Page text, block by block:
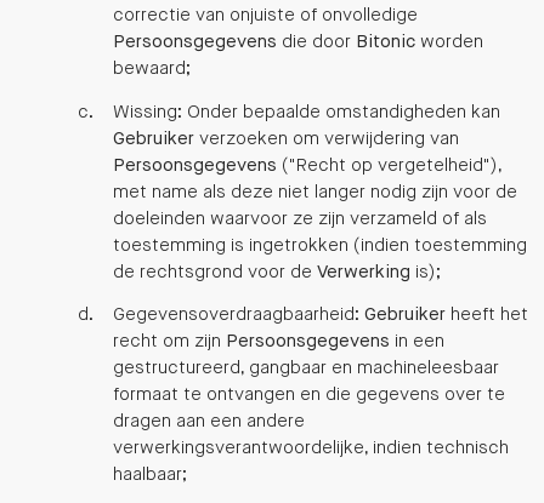
correctie van onjuiste of onvolledige
Persoonsgegevens die door Bitonic worden
bewaard;
Wissing: Onder bepaalde omstandigheden kan
Gebruiker verzoeken om verwijdering van
Persoonsgegevens ("Recht op vergetelheid"),
met name als deze niet langer nodig zijn voor de
doeleinden waarvoor ze zijn verzameld of als
toestemming is ingetrokken (indien toestemming
de rechtsgrond voor de Verwerking is);
Gegevensoverdraagbaarheid: Gebruiker heeft het
recht om zijn Persoonsgegevens in een
gestructureerd, gangbaar en machineleesbaar
formaat te ontvangen en die gegevens over te
dragen aan een andere
verwerkingsverantwoordelijke, indien technisch
haalbaar;